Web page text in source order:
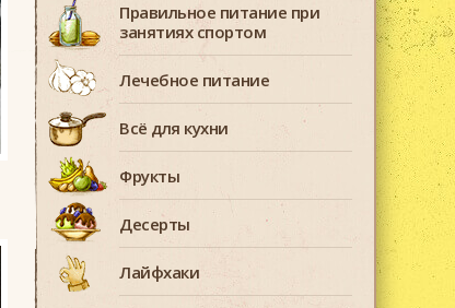
Правильное питание при
занятиях спортом
Лечебное питание
Всё для кухни
Фрукты
Десерты
Лайфхаки